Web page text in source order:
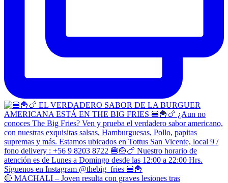
🔴 MACHALI – Joven resulta con graves lesiones tras